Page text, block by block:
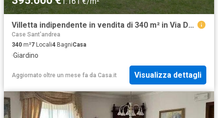
Villetta indipendente in vendita di 340 m² in Via Domenico Cimarosa, 8
Case Sant'andrea
340 m²7 Locali4 BagniCasa
·Giardino
Aggiornato oltre un mese fa da Casa.it Visualizza dettagli